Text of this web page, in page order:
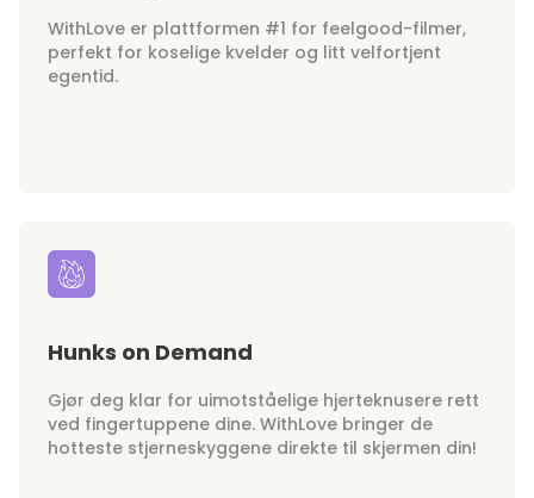
WithLove er plattformen #1 for feelgood-filmer,
perfekt for koselige kvelder og litt velfortjent
egentid.
Hunks on Demand
Gjør deg klar for uimotståelige hjerteknusere rett
ved fingertuppene dine. WithLove bringer de
hotteste stjerneskyggene direkte til skjermen din!